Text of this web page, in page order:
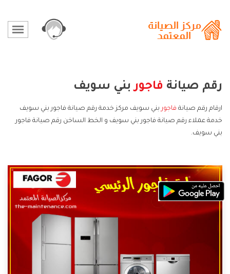
رقم صيانة فاجوربني سويف
ارقام رقم صيانة فاجور بني سويف مركز خدمة رقم صيانة فاجور بني سويف
خدمة عملاء رقم صيانة فاجور بني سويف و الخط الساخن رقم صيانة فاجور
بني سويف.